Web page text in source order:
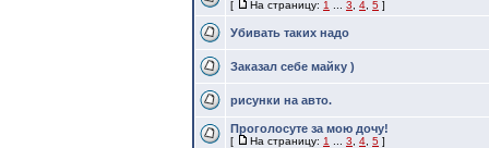
[ На страницу: 1 3 4 5 ]
Убивать таких надо
Заказал себе майку )
рисунки на авто.
Проголосуте за мою дочу!
[ На страницу: 1 3 4 5 ]